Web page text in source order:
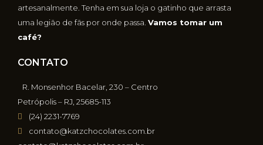
artesanalmente. Tenha em sua loja o gatinho que arrasta
uma legião de fãs por onde passa. Vamos tomar um
café?
CONTATO
R. Monsenhor Bacelar, 230 – Centro
Petrópolis – RJ, 25685-113
(24) 2231-7769
contato@katzchocolates.com.br